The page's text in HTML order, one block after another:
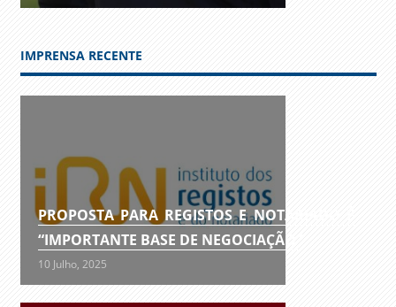
IMPRENSA RECENTE
PROPOSTA PARA REGISTOS E NOTARIADO É
“IMPORTANTE BASE DE NEGOCIAÇÃO”
10 Julho, 2025